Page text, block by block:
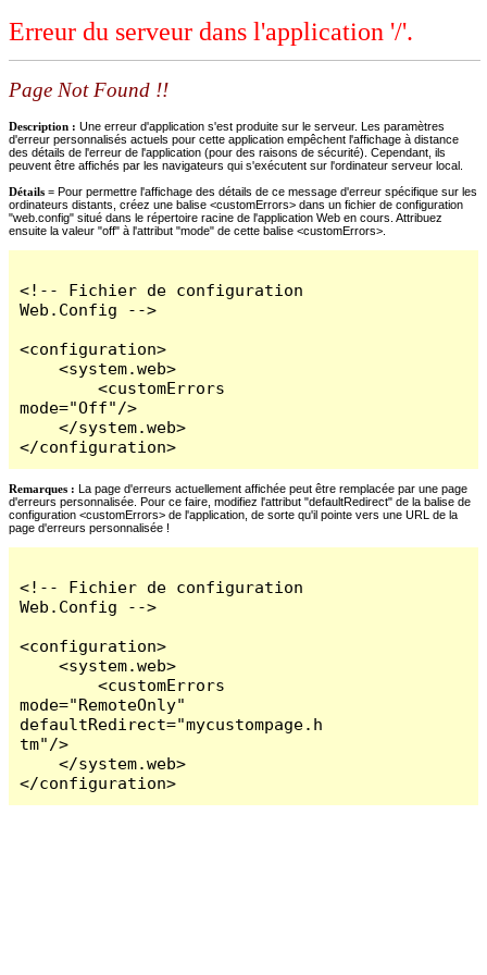
Erreur du serveur dans l'application '/'.
Page Not Found !!
Description : Une erreur d'application s'est produite sur le serveur. Les paramètres
d'erreur personnalisés actuels pour cette application empêchent l'affichage à distance
des détails de l'erreur de l'application (pour des raisons de sécurité). Cependant, ils
peuvent être affichés par les navigateurs qui s'exécutent sur l'ordinateur serveur local.
Détails = Pour permettre l'affichage des détails de ce message d'erreur spécifique sur les
ordinateurs distants, créez une balise <customErrors> dans un fichier de configuration
"web.config" situé dans le répertoire racine de l'application Web en cours. Attribuez
ensuite la valeur "off" à l'attribut "mode" de cette balise <customErrors>.
<!-- Fichier de configuration
Web.Config -->
<configuration>
    <system.web>
        <customErrors
mode="Off"/>
    </system.web>
</configuration>
Remarques : La page d'erreurs actuellement affichée peut être remplacée par une page
d'erreurs personnalisée. Pour ce faire, modifiez l'attribut "defaultRedirect" de la balise de
configuration <customErrors> de l'application, de sorte qu'il pointe vers une URL de la
page d'erreurs personnalisée !
<!-- Fichier de configuration
Web.Config -->
<configuration>
    <system.web>
        <customErrors
mode="RemoteOnly"
defaultRedirect="mycustompage.h
tm"/>
    </system.web>
</configuration>